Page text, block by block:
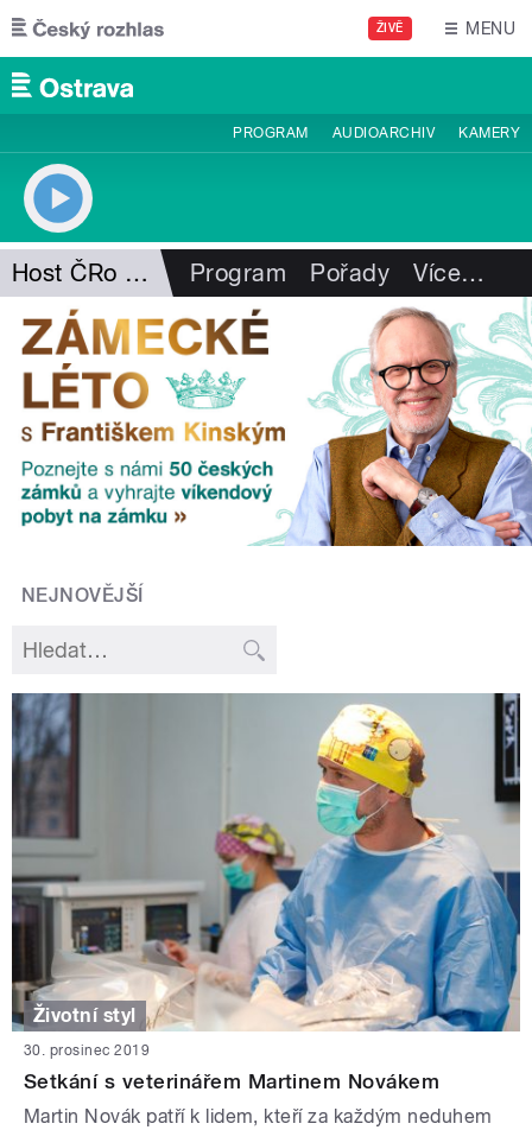
Přejít k hlavnímu obsahu
ŽIVĚ MENU
PROGRAM AUDIOARCHIV KAMERY
Host ČRo Ostrava Program Pořady Více…
NEJNOVĚJŠÍ
Životní styl
30. prosinec 2019
Setkání s veterinářem Martinem Novákem
Martin Novák patří k lidem, kteří za každým neduhem